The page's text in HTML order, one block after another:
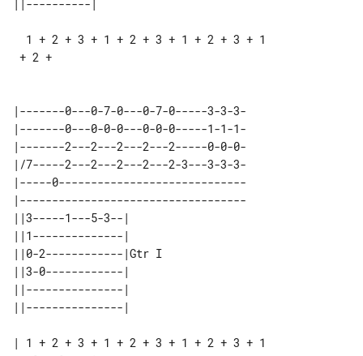
|-------0---0-7-0---0-7-0-----3-3-3-
|-------0---0-0-0---0-0-0-----1-1-1-
|-------2---2---2---2---2-----0-0-0-
|/7-----2---2---2---2---2-3---3-3-3-
|-----0-----------------------------
|-----------------------------------
||3-----1---5-3--|
||1--------------|
||0-2------------|Gtr I
||3-0------------|
||---------------|
| 1 + 2 + 3 + 1 + 2 + 3 + 1 + 2 + 3 + 1